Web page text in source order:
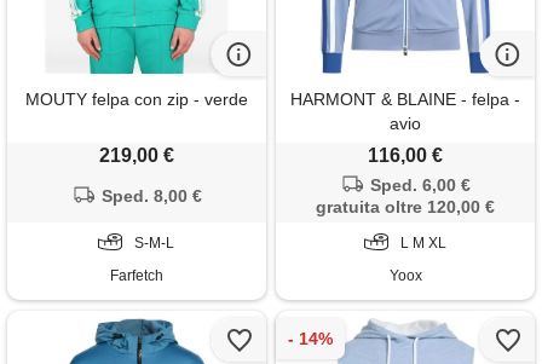
MOUTY felpa con zip - verde
219,00 €
Sped. 8,00 €
S-M-L
Farfetch
HARMONT & BLAINE - felpa -
avio
116,00 €
Sped. 6,00 €
gratuita oltre 120,00 €
L M XL
Yoox